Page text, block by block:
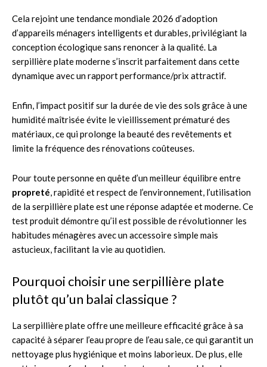
Cela rejoint une tendance mondiale 2026 d’adoption
d’appareils ménagers intelligents et durables, privilégiant la
conception écologique sans renoncer à la qualité. La
serpillière plate moderne s’inscrit parfaitement dans cette
dynamique avec un rapport performance/prix attractif.
Enfin, l’impact positif sur la durée de vie des sols grâce à une
humidité maîtrisée évite le vieillissement prématuré des
matériaux, ce qui prolonge la beauté des revêtements et
limite la fréquence des rénovations coûteuses.
Pour toute personne en quête d’un meilleur équilibre entre
propreté, rapidité et respect de l’environnement, l’utilisation
de la serpillière plate est une réponse adaptée et moderne. Ce
test produit démontre qu’il est possible de révolutionner les
habitudes ménagères avec un accessoire simple mais
astucieux, facilitant la vie au quotidien.
Pourquoi choisir une serpillière plate
plutôt qu’un balai classique ?
La serpillière plate offre une meilleure efficacité grâce à sa
capacité à séparer l’eau propre de l’eau sale, ce qui garantit un
nettoyage plus hygiénique et moins laborieux. De plus, elle